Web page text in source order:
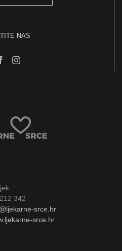
NAS
342
srce.hr
srce.hr